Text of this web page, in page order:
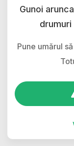
Gunoi
Pune umărul